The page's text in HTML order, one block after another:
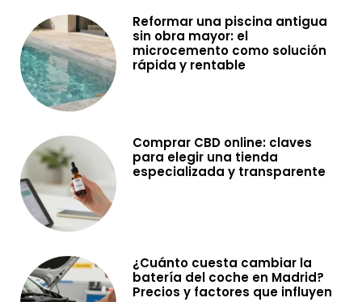
Reformar una piscina antigua
sin obra mayor: el
microcemento como solución
rápida y rentable
Comprar CBD online: claves
para elegir una tienda
especializada y transparente
¿Cuánto cuesta cambiar la
batería del coche en Madrid?
Precios y factores que influyen